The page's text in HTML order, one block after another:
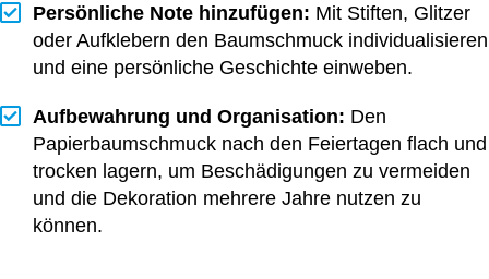
Persönliche Note hinzufügen: Mit Stiften, Glitzer
oder Aufklebern den Baumschmuck individualisieren
und eine persönliche Geschichte einweben.
Aufbewahrung und Organisation: Den
Papierbaumschmuck nach den Feiertagen flach und
trocken lagern, um Beschädigungen zu vermeiden
und die Dekoration mehrere Jahre nutzen zu
können.